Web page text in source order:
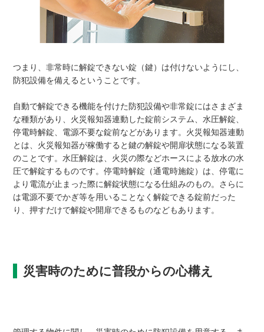
つまり、非常時に解錠できない錠（鍵）は付けないようにし、
防犯設備を備えるということです。
自動で解錠できる機能を付けた防犯設備や非常錠にはさまざま
な種類があり、火災報知器連動した錠前システム、水圧解錠、
停電時解錠、電源不要な錠前などがあります。火災報知器連動
とは、火災報知器が稼働すると鍵の解錠や開扉状態になる装置
のことです。水圧解錠は、火災の際などホースによる放水の水
圧で解錠するものです。停電時解錠（通電時施錠）は、停電に
より電流が止まった際に解錠状態になる仕組みのもの。さらに
は電源不要でかぎ等を用いることなく解錠できる錠前だった
り、押すだけで解錠や開扉できるものなどもあります。
災害時のために普段からの心構え